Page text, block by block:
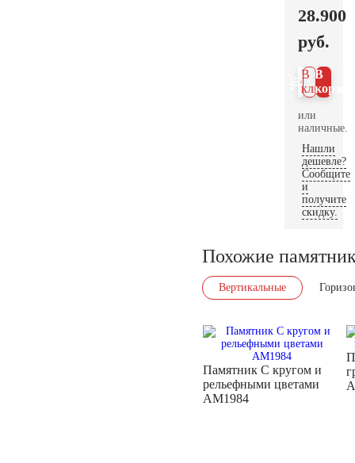
28.900
руб.
В
В 1
клик
или
наличные.
Нашли
дешевле?
Сообщите
и
получите
скидку.
Похожие
Вертикальные
Памятник С кругом и
рельефными цветами
AM1984